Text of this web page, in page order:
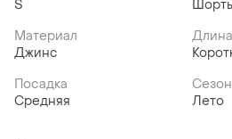
S
Материал
Джинс
Длина
Посадка
Средняя
Сезон
Лето